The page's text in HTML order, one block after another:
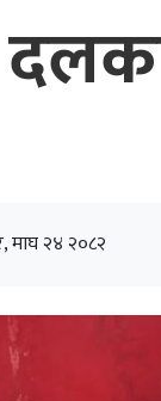
माघ २४ २०८२